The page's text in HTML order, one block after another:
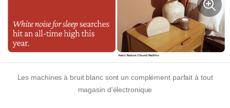
Les machines à bruit blanc sont un complément parfait à tout
magasin d'électronique